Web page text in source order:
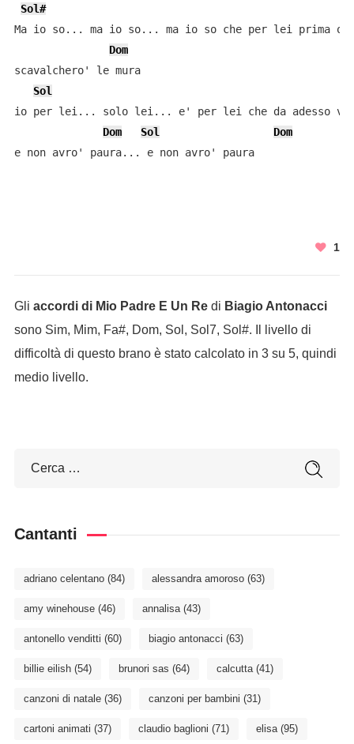
Sol#
Ma io so... ma io so... ma io so che per lei prima o
Dom
scavalchero' le mura
Sol
io per lei... solo lei... e' per lei che da adesso
Dom
Sol
Dom
e non avro' paura... e non avro' paura
1
Gli accordi di Mio Padre E Un Redi Biagio Antonacci
sono Sim, Mim, Fa#, Dom, Sol, Sol7, Sol#. Il livello di
difficoltà di questo brano è stato calcolato in 3 su 5, quindi
medio livello.
Cantanti
adriano celentano(84) alessandra amoroso(63)
amy winehouse(46) annalisa(43)
antonello venditti (60) biagio antonacci (63)
billie eilish(54) brunori sas (64) calcutta(41)
canzoni di natale(36) canzoni per bambini (31)
cartoni animati (37) claudio baglioni (71) elisa(95)